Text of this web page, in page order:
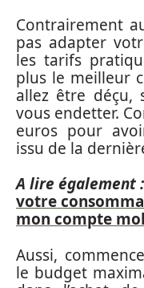
Contrairement
pas adapter
les tarifs
plus le meilleur
allez être déçu,
vous endetter.
euros pour
issu de la
A lire également :
votre
mon compte
Aussi,
le budget